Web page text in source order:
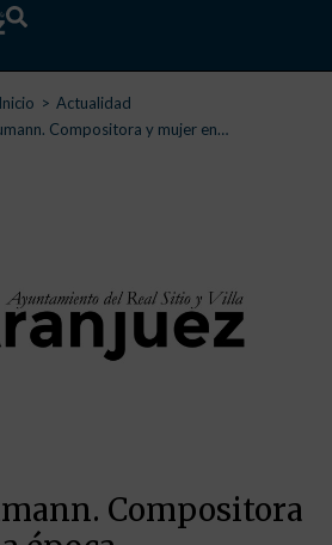
Inicio
Actualidad
Compositora y mujer en…
Compositora